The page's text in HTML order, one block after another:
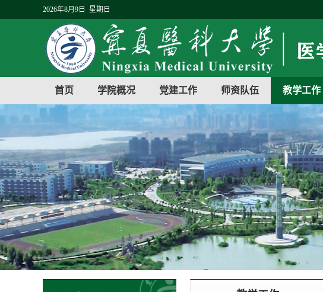
2026年8月9日 星期日
首页 学院概况 党建工作 师资队伍 教学工作